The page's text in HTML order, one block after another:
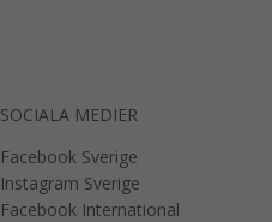
SOCIALA MEDIER
Facebook Sverige
Instagram Sverige
Facebook International